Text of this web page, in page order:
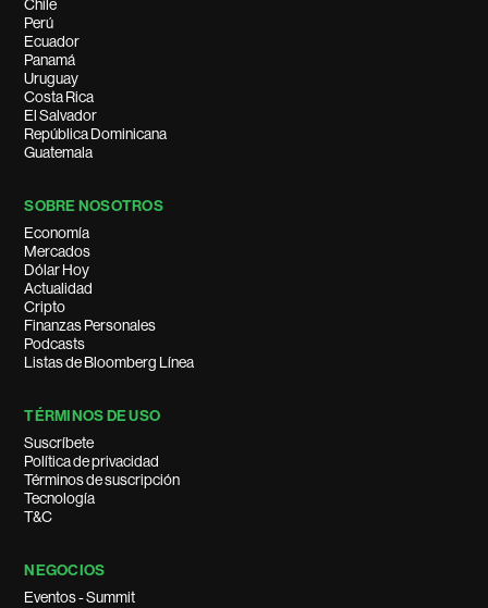
Chile
Perú
Ecuador
Panamá
Uruguay
Costa Rica
El Salvador
República Dominicana
Guatemala
SOBRE NOSOTROS
Economía
Mercados
Dólar Hoy
Actualidad
Cripto
Finanzas Personales
Podcasts
Listas de Bloomberg Línea
TÉRMINOS DE USO
Suscríbete
Política de privacidad
Términos de suscripción
Tecnología
T&C
NEGOCIOS
Eventos - Summit